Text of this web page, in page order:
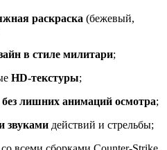
раскраска (бежевый,
в стиле милитари;
HD-текстуры;
без лишних анимаций осмотра;
звуками действий и стрельбы;